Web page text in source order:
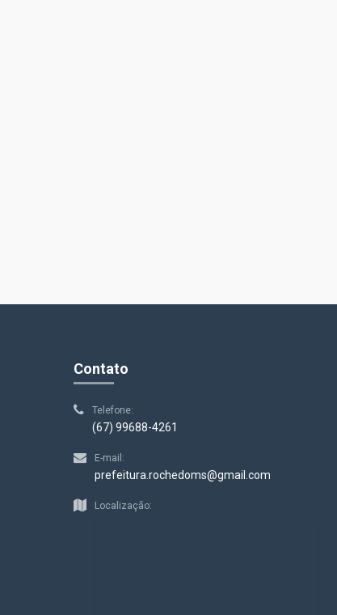
Contato
Telefone:
(67) 99688-4261
E-mail:
prefeitura.rochedoms@gmail.com
Localização: